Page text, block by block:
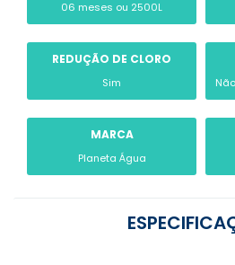
06 meses ou 2500L
REDUÇÃO DE CLORO
Sim
MARCA
Planeta Água